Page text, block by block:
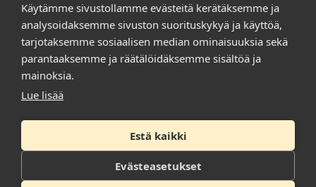
Susanna Laasio, sihteeri,
puh. +358 50 590 4619
tarkeissatoissa[a]kt.fi
Tilaa uutiskirje
Tietosuojaseloste
Saavutettavuusseloste
Käytämme sivustollamme evästeitä kerätäksemme ja
analysoidaksemme sivuston suorituskykyä ja käyttöä,
tarjotaksemme sosiaalisen median ominaisuuksia sekä
parantaaksemme ja räätälöidäksemme sisältöä ja
mainoksia.
Lue lisää
Estä kaikki
Evästeasetukset